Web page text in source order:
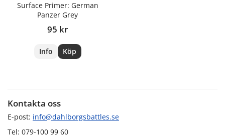
Surface Primer: German
Panzer Grey
95 kr
Info Köp
Kontakta oss
E-post: info@dahlborgsbattles.se
Tel: 079-100 99 60